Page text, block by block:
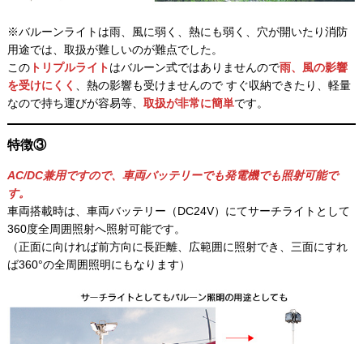
※バルーンライトは雨、風に弱く、熱にも弱く、穴が開いたり消防
用途では、取扱が難しいのが難点でした。
このトリプルライトはバルーン式ではありませんので雨、風の影響
を受けにくく
、熱の影響も受けませんので すぐ収納できたり、軽量
なので持ち運びが容易等、 取扱が非常に簡単です。
特徴③
AC/DC兼用ですので、車両バッテリーでも発電機でも照射可能で
す。
車両搭載時は、車両バッテリー（DC24V）にてサーチライトとして
360度全周囲照射へ照射可能です。
（正面に向ければ前方向に長距離、広範囲に照射でき、三面にすれ
ば360°の全周囲照明にもなります）